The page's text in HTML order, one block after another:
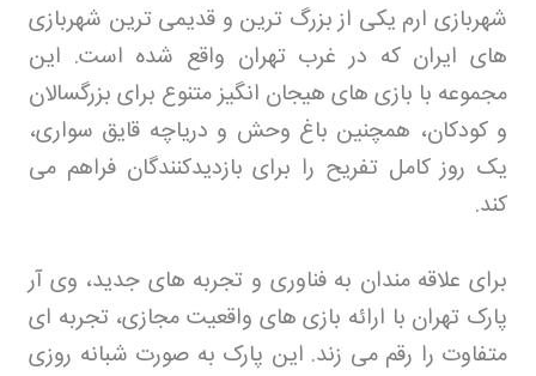
شهربازی ارم یکی از بزرگ ترین و قدیمی ترین شهربازی
های ایران که در غرب تهران واقع شده است. این
مجموعه با بازی های هیجان انگیز متنوع برای بزرگسالان
و کودکان، همچنین باغ وحش و دریاچه قایق سواری،
یک روز کامل تفریح را برای بازدیدکنندگان فراهم می
کند.
برای علاقه مندان به فناوری و تجربه های جدید، وی آر
پارک تهران با ارائه بازی های واقعیت مجازی، تجربه ای
متفاوت را رقم می زند. این پارک به صورت شبانه روزی